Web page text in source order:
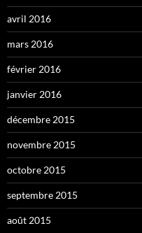
avril 2016
mars 2016
février 2016
janvier 2016
décembre 2015
novembre 2015
octobre 2015
septembre 2015
août 2015